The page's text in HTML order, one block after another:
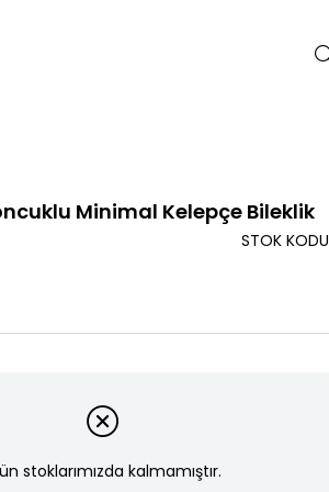
Minimal Kelepçe Bileklik
STOK KODU
stoklarımızda kalmamıştır.